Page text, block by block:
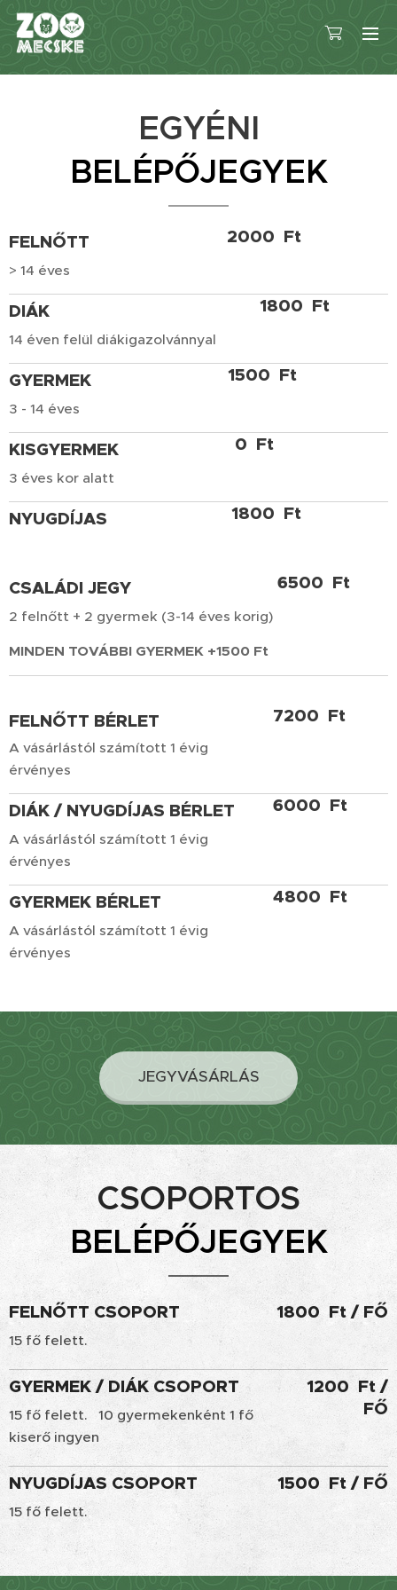
EGYÉNI
BELÉPŐJEGYEK
FELNŐTT
> 14 éves
2000 Ft
DIÁK
14 éven felül diákigazolvánnyal
1800 Ft
GYERMEK
3 - 14 éves
1500 Ft
KISGYERMEK
3 éves kor alatt
0 Ft
NYUGDÍJAS 1800 Ft
CSALÁDI JEGY
2 felnőtt + 2 gyermek (3-14 éves korig)
MINDEN TOVÁBBI GYERMEK +1500 Ft
6500 Ft
FELNŐTT BÉRLET
A vásárlástól számított 1 évig
érvényes
7200 Ft
DIÁK / NYUGDÍJAS BÉRLET
A vásárlástól számított 1 évig
érvényes
6000 Ft
GYERMEK BÉRLET
A vásárlástól számított 1 évig
érvényes
4800 Ft
JEGYVÁSÁRLÁS
CSOPORTOS
BELÉPŐJEGYEK
FELNŐTT CSOPORT
15 fő felett.
1800 Ft / FŐ
GYERMEK / DIÁK CSOPORT
15 fő felett. 10 gyermekenként 1 fő
kiserő ingyen
1200 Ft /
FŐ
NYUGDÍJAS CSOPORT
15 fő felett.
1500 Ft / FŐ